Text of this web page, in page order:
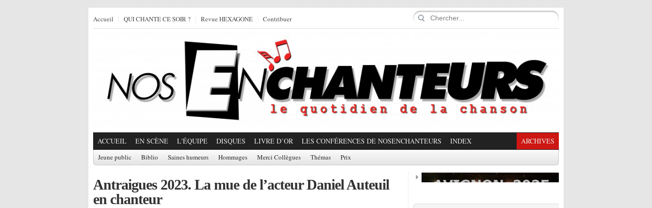
Accueil QUI CHANTE CE SOIR ? Revue HEXAGONE Contribuer
ACCUEIL EN SCÈNE L'ÉQUIPE DISQUES LIVRE D’OR LES CONFÉRENCES DE NOSENCHANTEURS INDEX ARCHIVES
Jeune public Biblio Saines humeurs Hommages Merci Collègues Thémas Prix
Antraigues 2023. La mue de l’acteur Daniel Auteuil
en chanteur